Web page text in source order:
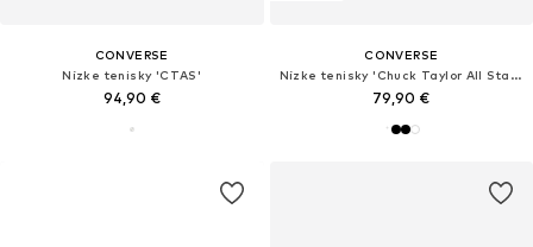
CONVERSE
Nízke tenisky 'CTAS'
94,90 €
CONVERSE
Nízke tenisky 'Chuck Taylor All Star Leather'
79,90 €